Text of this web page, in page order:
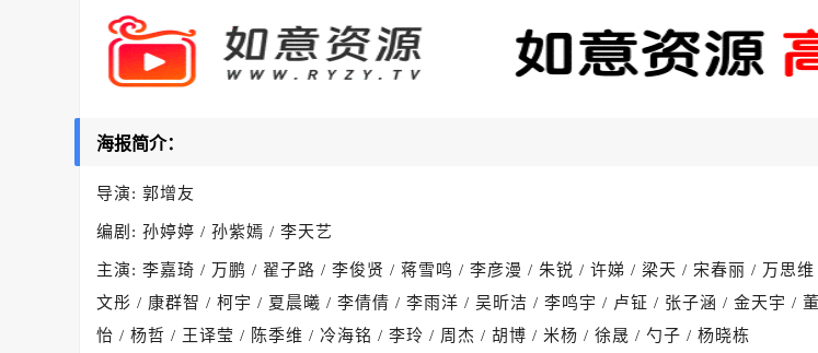
海报简介：
导演: 郭增友
编剧: 孙婷婷 / 孙紫嫣 / 李天艺
主演: 李嘉琦 / 万鹏 / 翟子路 / 李俊贤 / 蒋雪鸣 / 李彦漫 / 朱锐 / 许娣 / 梁天 / 宋春丽 / 万思
文彤 / 康群智 / 柯宇 / 夏晨曦 / 李倩倩 / 李雨洋 / 吴昕洁 / 李鸣宇 / 卢钲 / 张子涵 / 金天宇 /
怡 / 杨哲 / 王译莹 / 陈季维 / 冷海铭 / 李玲 / 周杰 / 胡博 / 米杨 / 徐晟 / 勺子 / 杨晓栋